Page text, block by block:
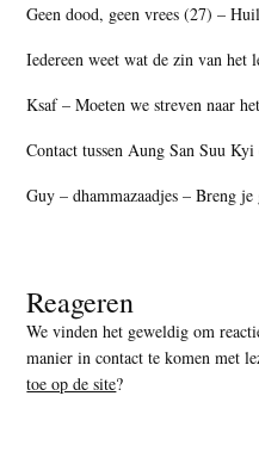
Geen dood, geen vrees (27) –
Iedereen weet wat de zin van het
Ksaf – Moeten we streven naar
Contact tussen Aung San Suu
Guy – dhammazaadjes – Breng je
Reageren
We vinden het geweldig om
manier in contact te komen met
toe op de site?